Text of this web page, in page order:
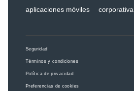
aplicaciones móviles
corporativa
Seguridad
Términos y condiciones
Política de privacidad
Preferencias de cookies